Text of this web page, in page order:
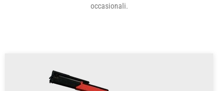
occasionali.